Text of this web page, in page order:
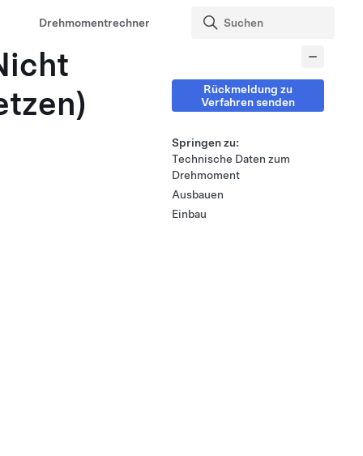
Drehmomentrechner
Rückmeldung zu
Verfahren senden
Springen zu:
Technische Daten zum
Drehmoment
Ausbauen
Einbau